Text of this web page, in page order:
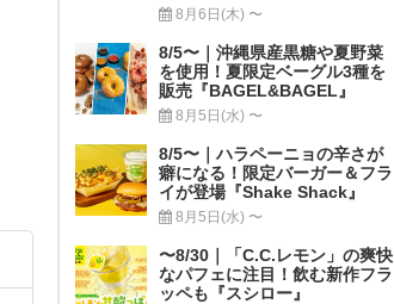
8月6日(木) 〜
8/5〜｜沖縄県産黒糖や夏野菜
を使用！夏限定ベーグル3種を
販売『BAGEL&BAGEL』
8月5日(水) 〜
8/5〜｜ハラペーニョの辛さが
癖になる！限定バーガー＆フラ
イが登場『Shake Shack』
8月5日(水) 〜
〜8/30｜「C.C.レモン」の爽快
なパフェに注目！飲む新作フラ
ッペも『スシロー』